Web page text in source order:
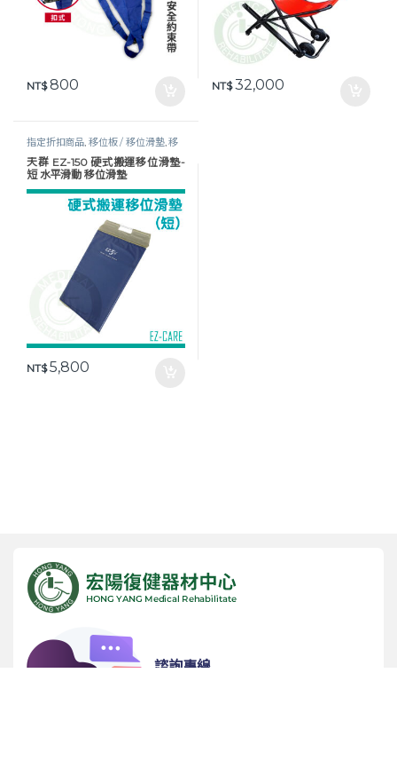
NT$800 NT$32,000
指定折扣商品 移位板 / 移位滑墊,移
位輔具,行動輔具
天群 EZ-150 硬式搬運移位滑墊-
短 水平滑動 移位滑墊
NT$5,800
諮詢專線